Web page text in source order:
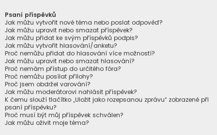
Psaní příspěvků
Jak můžu vytvořit nové téma nebo poslat odpověď?
Jak můžu upravit nebo smazat příspěvek?
Jak můžu přidat ke svým příspěvků podpis?
Jak můžu vytvořit hlasování/anketu?
Proč nemůžu přidat do hlasování více možností?
Jak můžu upravit nebo smazat hlasování?
Proč nemám přístup do určitého fóra?
Proč nemůžu posílat přílohy?
Proč jsem obdržel varování?
Jak můžu moderátorovi nahlásit příspěvek?
K čemu slouží tlačítko „Uložit jako rozepsanou zprávu“ zobrazené při
psaní příspěvku?
Proč musí být můj příspěvek schválen?
Jak můžu oživit moje téma?